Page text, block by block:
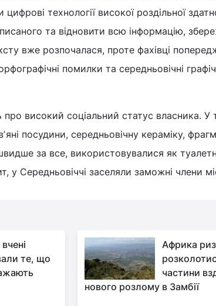
технології високої роздільної
та відновити всю інформацію,
вже розпочалася, проте фахівці
помилки та середньовічні
високий соціальний статус власника. У
посудини, середньовічну кераміку,
за все, використовувалися як
у Середньовіччі заселяли заможні члени
те, що
Африка
частини
нового розлому в Замбії